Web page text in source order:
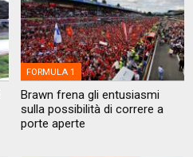
FORMULA 1
Brawn frena gli entusiasmi
sulla possibilità di correre a
porte aperte